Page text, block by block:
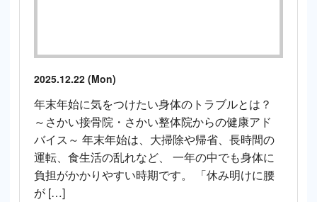
2025.12.22 (Mon)
年末年始に気をつけたい身体のトラブルとは？
～さかい接骨院・さかい整体院からの健康アド
バイス～ 年末年始は、大掃除や帰省、長時間の
運転、食生活の乱れなど、 一年の中でも身体に
負担がかかりやすい時期です。 「休み明けに腰
が […]